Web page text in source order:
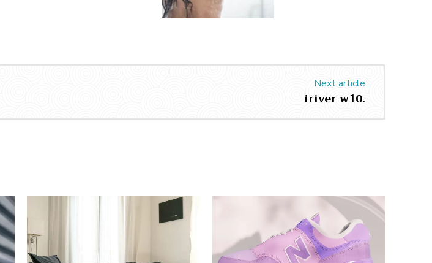
Next article
iriver w10.